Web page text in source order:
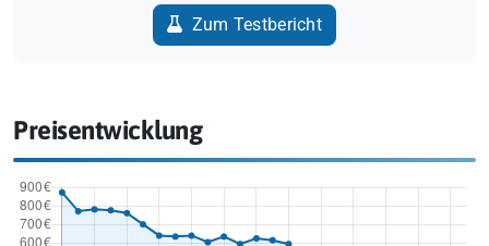
Zum Testbericht
Preisentwicklung